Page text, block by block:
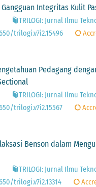
Integritas Kulit
TRILOGI: Jurnal Ilmu
trilogi.v7i2.15496
Pedagang
TRILOGI: Jurnal Ilmu
trilogi.v7i2.15567
Benson dalam
TRILOGI: Jurnal Ilmu
trilogi.v7i2.13314